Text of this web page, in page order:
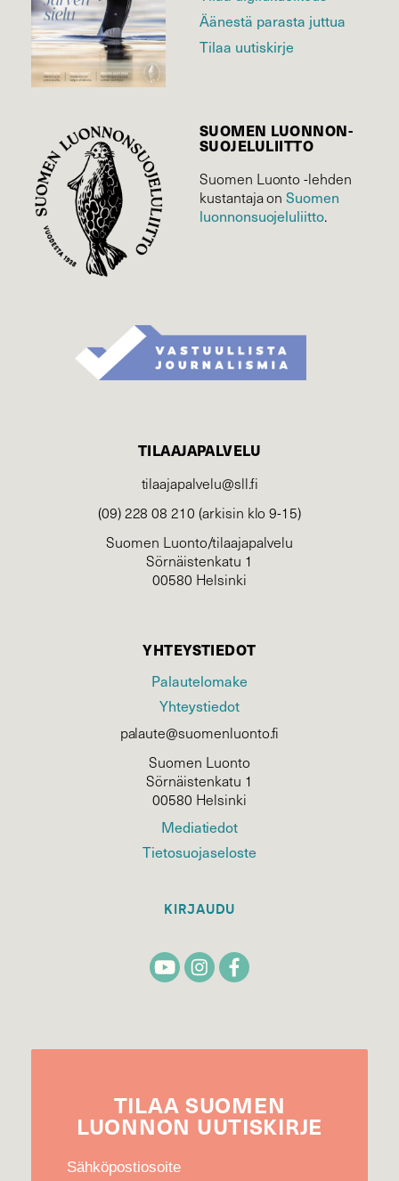
Äänestä parasta juttua
Tilaa uutiskirje
SUOMEN LUONNON­
SUOJELU­LIITTO
Suomen Luonto -lehden
kustantaja onSuomen
luonnonsuojelu­liitto.
TILAAJAPALVELU
tilaajapalvelu@sll.fi
(09) 228 08 210 (arkisin klo 9-15)
Suomen Luonto/tilaajapalvelu
Sörnäistenkatu 1
00580 Helsinki
YHTEYSTIEDOT
Palautelomake
Yhteystiedot
palaute@suomenluonto.fi
Suomen Luonto
Sörnäistenkatu 1
00580 Helsinki
Mediatiedot
Tietosuojaseloste
KIRJAUDU
TILAA SUOMEN
LUONNON UUTIS­KIRJE
Sähköpostiosoite